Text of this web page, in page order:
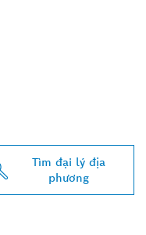
Tìm đại lý địa
phương